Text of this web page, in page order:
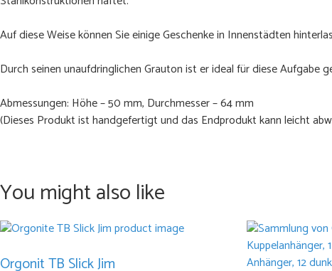
Auf diese Weise können Sie einige Geschenke in Innenstädten
Durch seinen unaufdringlichen Grauton ist er ideal für diese Aufgabe
Abmessungen: Höhe – 50 mm, Durchmesser – 64 mm
(Dieses Produkt ist handgefertigt und das Endprodukt kann leicht
You might also like
Orgonit TB Slick Jim